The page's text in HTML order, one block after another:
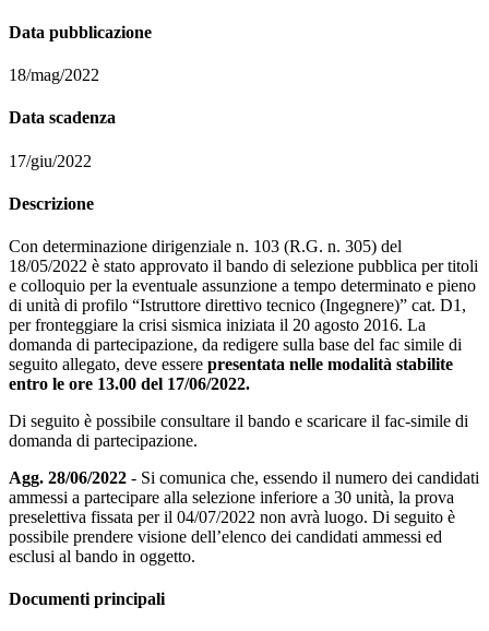
Data pubblicazione
18/mag/2022
Data scadenza
17/giu/2022
Descrizione
Con determinazione dirigenziale n. 103 (R.G. n. 305) del
18/05/2022 è stato approvato il bando di selezione pubblica per titoli
e colloquio per la eventuale assunzione a tempo determinato e pieno
di unità di profilo “Istruttore direttivo tecnico (Ingegnere)” cat. D1,
per fronteggiare la crisi sismica iniziata il 20 agosto 2016. La
domanda di partecipazione, da redigere sulla base del fac simile di
seguito allegato, deve essere presentata nelle modalità stabilite
entro le ore 13.00 del 17/06/2022.
Di seguito è possibile consultare il bando e scaricare il fac-simile di
domanda di partecipazione.
Agg. 28/06/2022 - Si comunica che, essendo il numero dei candidati
ammessi a partecipare alla selezione inferiore a 30 unità, la prova
preselettiva fissata per il 04/07/2022 non avrà luogo. Di seguito è
possibile prendere visione dell’elenco dei candidati ammessi ed
esclusi al bando in oggetto.
Documenti principali